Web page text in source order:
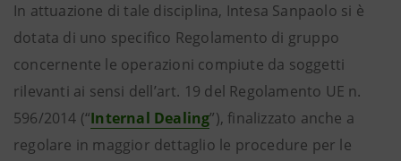
In attuazione di tale disciplina, Intesa Sanpaolo si è
dotata di uno specifico Regolamento di gruppo
concernente le operazioni compiute da soggetti
rilevanti ai sensi dell’art. 19 del Regolamento UE n.
596/2014 (“Internal Dealing”), finalizzato anche a
regolare in maggior dettaglio le procedure per le